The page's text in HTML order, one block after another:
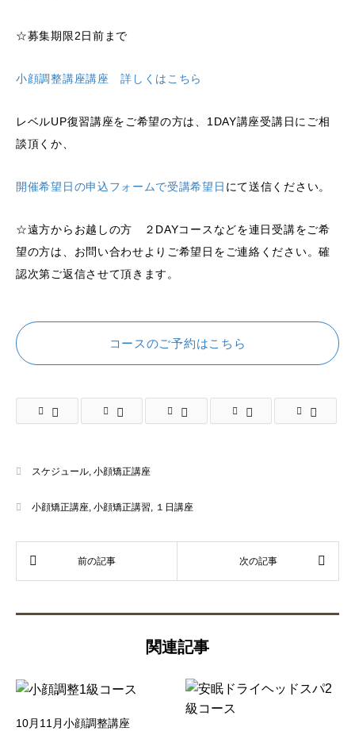
☆募集期限2日前まで
小顔調整講座講座 詳しくはこちら
レベルUP復習講座をご希望の方は、1DAY講座受講日にご相
談頂くか、
開催希望日の申込フォームで受講希望日 にて送信ください。
☆遠方からお越しの方 ２DAYコースなどを連日受講をご希
望の方は、お問い合わせよりご希望日をご連絡ください。確
認次第ご返信させて頂きます。
コースのご予約はこちら
スケジュール, 小顔矯正講座
小顔矯正講座, 小顔矯正講習, １日講座
関連記事
10月11月小顔調整講座